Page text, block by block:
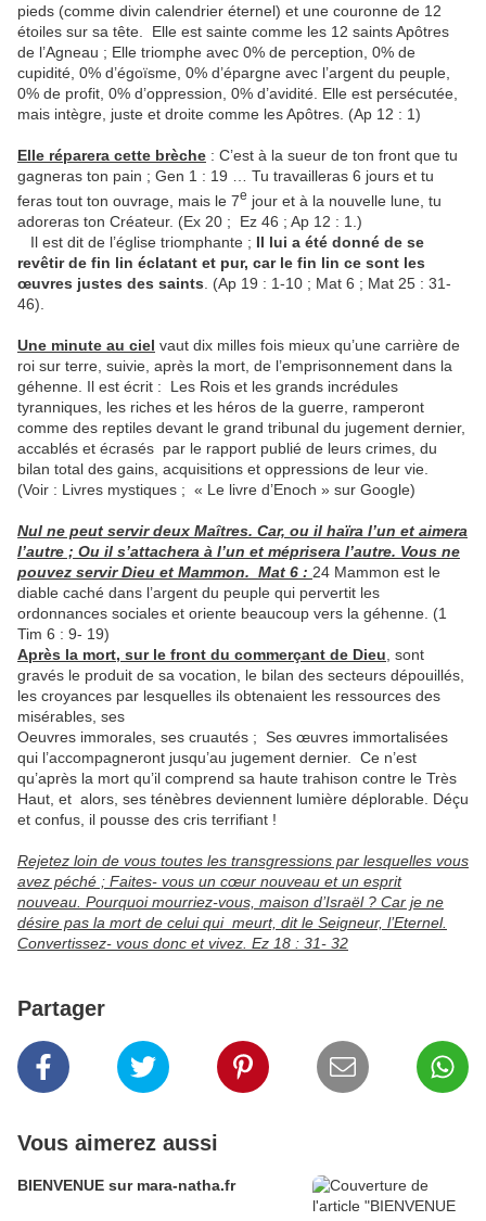
pieds (comme divin calendrier éternel) et une couronne de 12
étoiles sur sa tête. Elle est sainte comme les 12 saints Apôtres
de l’Agneau ; Elle triomphe avec 0% de perception, 0% de
cupidité, 0% d’égoïsme, 0% d’épargne avec l’argent du peuple,
0% de profit, 0% d’oppression, 0% d’avidité. Elle est persécutée,
mais intègre, juste et droite comme les Apôtres. (Ap 12 : 1)
Elle réparera cette brèche : C’est à la sueur de ton front que tu
gagneras ton pain ; Gen 1 : 19 … Tu travailleras 6 jours et tu
feras tout ton ouvrage, mais le 7e jour et à la nouvelle lune, tu
adoreras ton Créateur. (Ex 20 ; Ez 46 ; Ap 12 : 1.)
Il est dit de l’église triomphante ; Il lui a été donné de se
revêtir de fin lin éclatant et pur, car le fin lin ce sont les
œuvres justes des saints . (Ap 19 : 1-10 ; Mat 6 ; Mat 25 : 31-
46).
Une minute au ciel vaut dix milles fois mieux qu’une carrière de
roi sur terre, suivie, après la mort, de l’emprisonnement dans la
géhenne. Il est écrit : Les Rois et les grands incrédules
tyranniques, les riches et les héros de la guerre, ramperont
comme des reptiles devant le grand tribunal du jugement dernier,
accablés et écrasés par le rapport publié de leurs crimes, du
bilan total des gains, acquisitions et oppressions de leur vie.
(Voir : Livres mystiques ; « Le livre d’Enoch » sur Google)
Nul ne peut servir deux Maîtres. Car, ou il haïra l’un et aimera
l’autre ; Ou il s’attachera à l’un et méprisera l’autre. Vous ne
pouvez servir Dieu et Mammon. Mat 6 : 24 Mammon est le
diable caché dans l’argent du peuple qui pervertit les
ordonnances sociales et oriente beaucoup vers la géhenne. (1
Tim 6 : 9- 19)
Après la mort, sur le front du commerçant de Dieu , sont
gravés le produit de sa vocation, le bilan des secteurs dépouillés,
les croyances par lesquelles ils obtenaient les ressources des
misérables, ses
Oeuvres immorales, ses cruautés ; Ses œuvres immortalisées
qui l’accompagneront jusqu’au jugement dernier. Ce n’est
qu’après la mort qu’il comprend sa haute trahison contre le Très
Haut, et alors, ses ténèbres deviennent lumière déplorable. Déçu
et confus, il pousse des cris terrifiant !
Rejetez loin de vous toutes les transgressions par lesquelles vous
avez péché ; Faites- vous un cœur nouveau et un esprit
nouveau. Pourquoi mourriez-vous, maison d’Israël ? Car je ne
désire pas la mort de celui qui meurt, dit le Seigneur, l’Eternel.
Convertissez- vous donc et vivez. Ez 18 : 31- 32
Partager
Vous aimerez aussi
BIENVENUE sur mara-natha.fr